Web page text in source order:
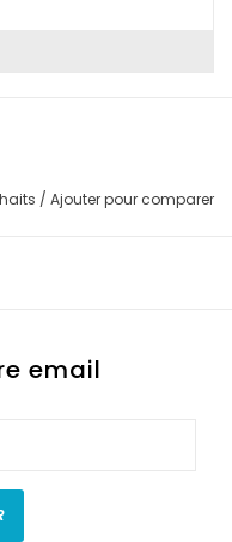
/ Ajouter pour comparer
email